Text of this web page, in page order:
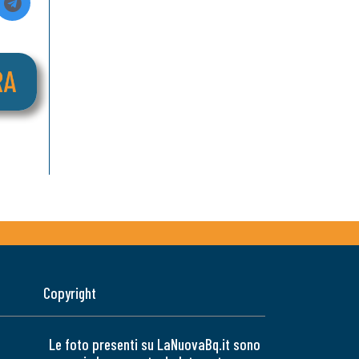
Copyright
Le foto presenti su LaNuovaBq.it sono